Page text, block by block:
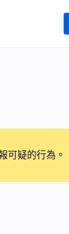
可疑的行為。